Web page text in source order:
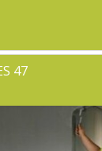
47